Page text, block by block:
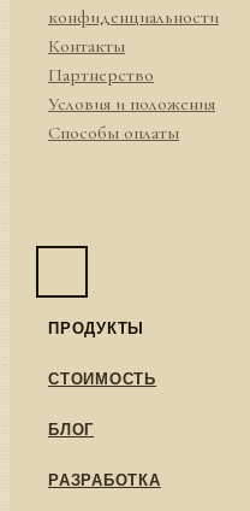
конфиденциальности
Контакты
Партнерство
Условия и положения
Способы оплаты
ПРОДУКТЫ
СТОИМОСТЬ
БЛОГ
РАЗРАБОТКА